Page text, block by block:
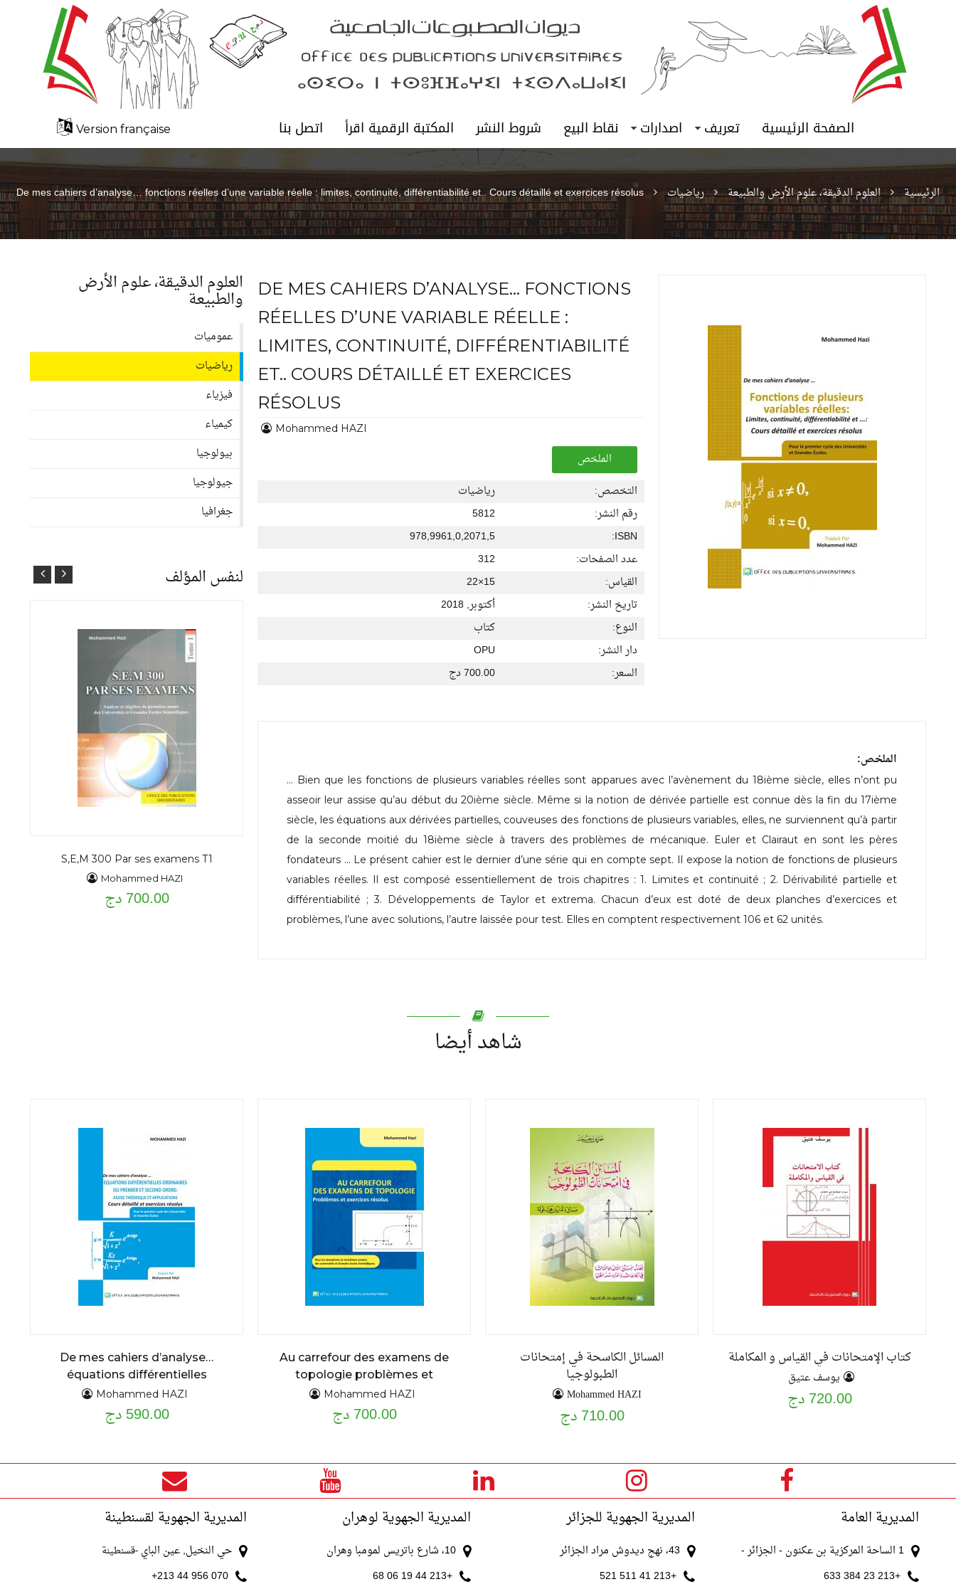
الصفحة الرئيسية تعريف اصدارات نقاط البيع شروط النشر المكتبة الرقمية اقرأ اتصل بنا Version française
الرئيسية العلوم الدقيقة، علوم الأرض والطبيعة رياضيات De mes cahiers d’analyse… fonctions réelles d’une variable réelle : limites, continuité, différentiabilité et.. Cours détaillé et exercices résolus
DE MES CAHIERS D’ANALYSE… FONCTIONS
RÉELLES D’UNE VARIABLE RÉELLE :
LIMITES, CONTINUITÉ, DIFFÉRENTIABILITÉ
ET.. COURS DÉTAILLÉ ET EXERCICES
RÉSOLUS
Mohammed HAZI
الملخص
التخصص:
رياضيات
رقم النشر:
5812
ISBN:
978,9961,0,2071,5
عدد الصفحات:
312
القياس:
15×22
تاريخ النشر:
أكتوبر, 2018
النوع:
كتاب
دار النشر:
OPU
السعر:
700.00 دج
الملخص:
… Bien que les fonctions de plusieurs variables réelles sont apparues avec l’avènement du 18ième siècle, elles n’ont pu
asseoir leur assise qu’au début du 20ième siècle. Même si la notion de dérivée partielle est connue dès la fin du 17ième
siècle, les équations aux dérivées partielles, couveuses des fonctions de plusieurs variables, elles, ne surviennent qu’à partir
de la seconde moitié du 18ième siècle à travers des problèmes de mécanique. Euler et Clairaut en sont les pères
fondateurs ... Le présent cahier est le dernier d’une série qui en compte sept. Il expose la notion de fonctions de plusieurs
variables réelles. Il est composé essentiellement de trois chapitres : 1. Limites et continuité ; 2. Dérivabilité partielle et
différentiabilité ; 3. Développements de Taylor et extrema. Chacun d’eux est doté de deux planches d’exercices et
problèmes, l’une avec solutions, l’autre laissée pour test. Elles en comptent respectivement 106 et 62 unités.
العلوم الدقيقة، علوم الأرض
والطبيعة
عموميات
رياضيات
فيزياء
كيمياء
بيولوجيا
جيولوجيا
جغرافيا
لنفس المؤلف
S,E,M 300 Par ses examens T1
Mohammed HAZI
700.00 دج
شاهد أيضا
كتاب الإمتحانات في القياس و المكاملة
يوسف عتيق
720.00 دج
المسائل الكاسحة في إمتحانات
الطبولوجيا
Mohammed HAZI
710.00 دج
Au carrefour des examens de
topologie problèmes et
exercices résolus
Mohammed HAZI
700.00 دج
De mes cahiers d’analyse…
équations différentielles
ordinaires du premier et second
ordre : assise théorique et
applications cours détaillé et
Mohammed HAZI
590.00 دج
المديرية العامة
1 الساحة المركزية بن عكنون - الجزائر -
+213 23 384 633
المديرية الجهوية للجزائر
43، نهج ديدوش مراد الجزائر
+213 41 511 521
المديرية الجهوية لوهران
10، شارع باتريس لمومبا وهران
+213 44 19 06 68
المديرية الجهوية لقسنطينة
حي النخيل, عين الباي -قسنطينة
070 956 44 213+